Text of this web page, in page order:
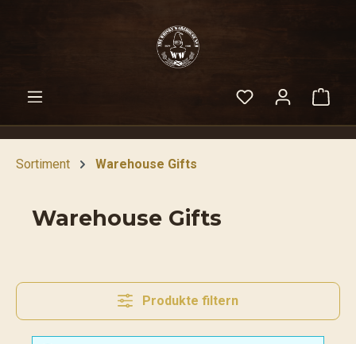
Sortiment Warehouse Gifts
Warehouse Gifts
Produkte filtern